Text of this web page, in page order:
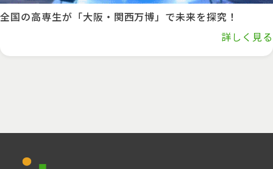
全国の高専生が「大阪・関西万博」で未来を探究！
詳しく見る